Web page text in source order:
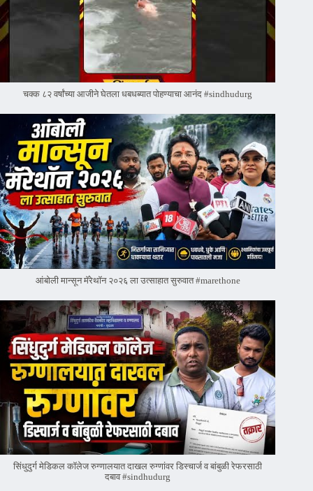
चक्क ८२ वर्षांच्या आजीने घेतला धबधब्यात पोहण्याचा आनंद #sindhudurg
आंबोली मान्सून मॅरेथॉन २०२६ ला उत्साहात सुरुवात #marethone
सिंधुदुर्ग मेडिकल कॉलेज रुग्णालयात दाखल रुग्णांवर डिस्चार्ज व बांबुळी रेफरसाठी
दबाव #sindhudurg